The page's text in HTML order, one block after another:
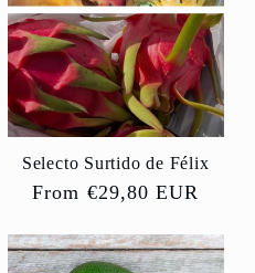
Selecto Surtido de Félix
Regular
From €29,80 EUR